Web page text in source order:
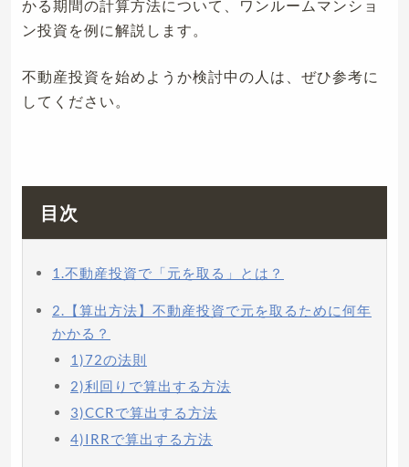
かる期間の計算方法について、ワンルームマンショ
ン投資を例に解説します。
不動産投資を始めようか検討中の人は、ぜひ参考に
してください。
目次
1.不動産投資で「元を取る」とは？
2.【算出方法】不動産投資で元を取るために何年
かかる？
1)72の法則
2)利回りで算出する方法
3)CCRで算出する方法
4)IRRで算出する方法